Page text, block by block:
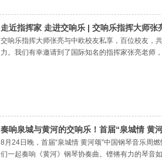
走近指挥家 走进交响乐 | 交响乐指挥大师张
交响乐指挥大师张亮与中欧校友私享，百位校友，
力。我们有幸邀请到了国际知名的指挥家张亮老师
奏响泉城与黄河的交响乐！首届“泉城情 黄
8月24日晚，首届“泉城情 黄河颂”中国钢琴音乐周
们一起奏响《黄河》钢琴协奏曲。铿锵有力的琴音